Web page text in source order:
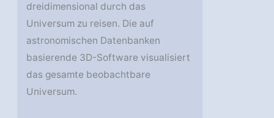
dreidimensional durch das
Universum zu reisen. Die auf
astronomischen Datenbanken
basierende 3D-Software visualisiert
das gesamte beobachtbare
Universum.